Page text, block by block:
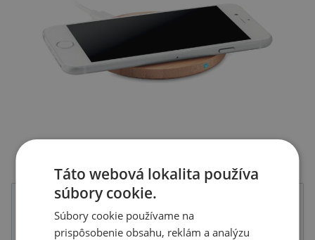
Táto webová lokalita používa
súbory cookie.
Súbory cookie používame na
prispôsobenie obsahu, reklám a analýzu